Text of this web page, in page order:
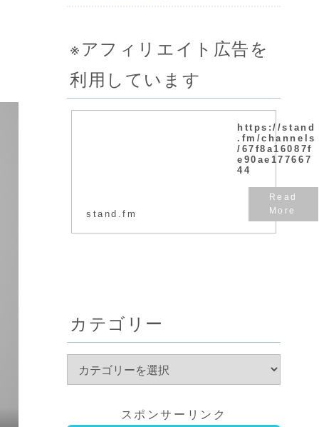
※アフィリエイト広告を
利用しています
https://stand
.fm/channels
/67f8a16087f
e90ae177667
44
stand.fm
カテゴリー
スポンサーリンク